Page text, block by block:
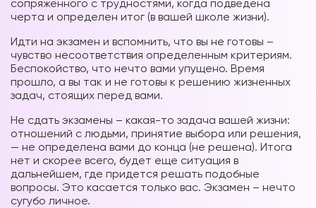
сопряженного с трудностями, когда подведена
черта и определен итог (в вашей школе жизни).
Идти на экзамен и вспомнить, что вы не готовы –
чувство несоответствия определенным критериям.
Беспокойство, что нечто вами упущено. Время
прошло, а вы так и не готовы к решению жизненных
задач, стоящих перед вами.
Не сдать экзамены – какая-то задача вашей жизни:
отношений с людьми, принятие выбора или решения,
— не определена вами до конца (не решена). Итога
нет и скорее всего, будет еще ситуация в
дальнейшем, где придется решать подобные
вопросы. Это касается только вас. Экзамен – нечто
сугубо личное.